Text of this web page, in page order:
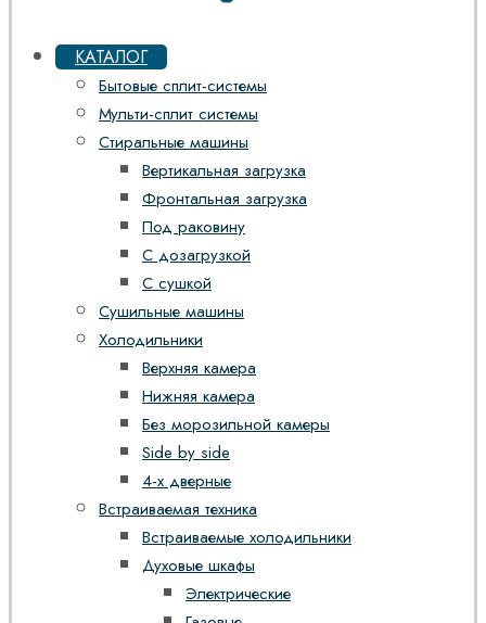
КАТАЛОГ
Бытовые сплит-системы
Мульти-сплит системы
Стиральные машины
Вертикальная загрузка
Фронтальная загрузка
Под раковину
С дозагрузкой
С сушкой
Сушильные машины
Холодильники
Верхняя камера
Нижняя камера
Без морозильной камеры
Side by side
4-х дверные
Встраиваемая техника
Встраиваемые холодильники
Духовые шкафы
Электрические